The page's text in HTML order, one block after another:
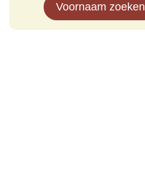
Voornaam zoeken